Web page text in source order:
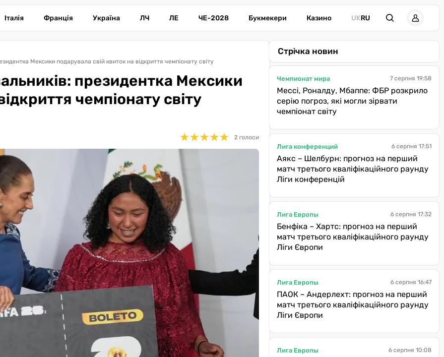
Італія Франція Україна ЛЧ ЛЕ ЧЕ-2028 Букмекери Казино UKRU
Мексики подарувала свій квиток на відкриття чемпіонату світу
президентка Мексики
чемпіонату світу
★★★★★
★★★★★ 2 голоси
Стрічка новин
Чемпионат мира 7 серпня 19:58
Мессі, Роналду, Мбаппе: ФБР розкрило
серію погроз, які могли зірвати
чемпіонат світу
Лига конференций 6 серпня 17:51
Аякс – Шелбурн: прогноз на перший
матч третього кваліфікаційного раунду
Ліги конференцій
Лига Европы 6 серпня 17:32
Бенфіка – Хартс: прогноз на перший
матч третього кваліфікаційного раунду
Ліги Європи
Лига Европы 6 серпня 16:47
ПАОК – Андерлехт: прогноз на перший
матч третього кваліфікаційного раунду
Ліги Європи
Лига Европы 6 серпня 10:08